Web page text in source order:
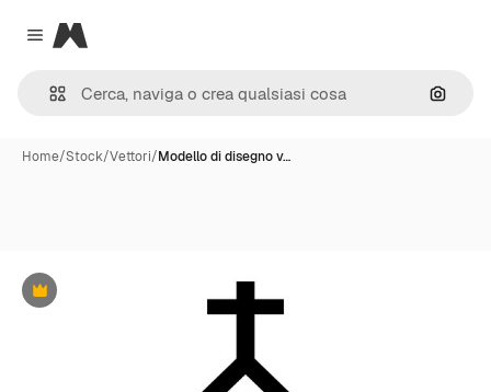
Close menu
Magnific
Cerca
Home/Stock/Vettori/Modello di disegno v…
Premium